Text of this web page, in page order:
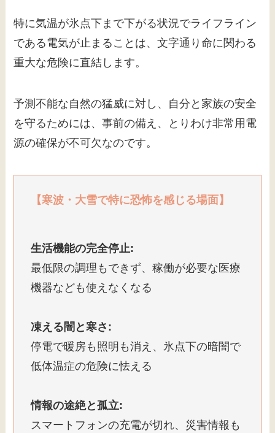
特に気温が氷点下まで下がる状況でライフライン
である電気が止まることは、文字通り命に関わる
重大な危険に直結します。
予測不能な自然の猛威に対し、自分と家族の安全
を守るためには、事前の備え、とりわけ非常用電
源の確保が不可欠なのです。
【寒波・大雪で特に恐怖を感じる場面】
生活機能の完全停止:
最低限の調理もできず、稼働が必要な医療
機器なども使えなくなる
凍える闇と寒さ:
停電で暖房も照明も消え、氷点下の暗闇で
低体温症の危険に怯える
情報の途絶と孤立:
スマートフォンの充電が切れ、災害情報も